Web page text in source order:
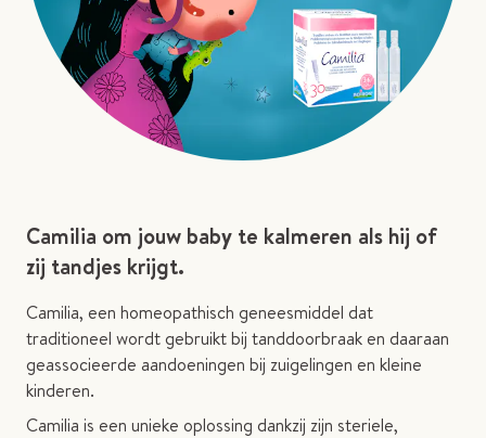
Camilia om jouw baby te kalmeren als hij of
zij tandjes krijgt.
Camilia, een homeopathisch geneesmiddel dat
traditioneel wordt gebruikt bij tanddoorbraak en daaraan
geassocieerde aandoeningen bij zuigelingen en kleine
kinderen.
Camilia is een unieke oplossing dankzij zijn steriele,